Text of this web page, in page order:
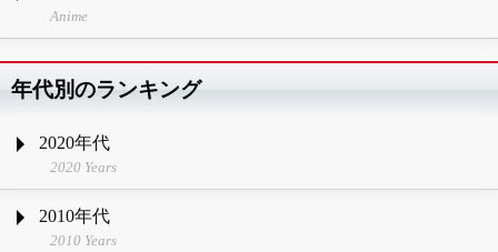
Anime
年代別のランキング
2020年代
2020 Years
2010年代
2010 Years